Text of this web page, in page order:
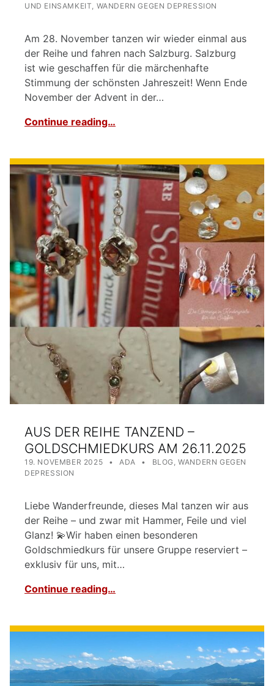
UND EINSAMKEIT WANDERN GEGEN DEPRESSION
Am 28. November tanzen wir wieder einmal aus
der Reihe und fahren nach Salzburg. Salzburg
ist wie geschaffen für die märchenhafte
Stimmung der schönsten Jahreszeit! Wenn Ende
November der Advent in der…
Continue reading…
AUS DER REIHE TANZEND –
GOLDSCHMIEDKURS AM 26.11.2025
POSTED ON:
19. NOVEMBER 2025
WRITTEN BY:
ADA CATEGORIZED IN:
BLOG ,WANDERN GEGEN
DEPRESSION
Liebe Wanderfreunde, dieses Mal tanzen wir aus
der Reihe – und zwar mit Hammer, Feile und viel
Glanz! 💫Wir haben einen besonderen
Goldschmiedkurs für unsere Gruppe reserviert –
exklusiv für uns, mit…
Continue reading…